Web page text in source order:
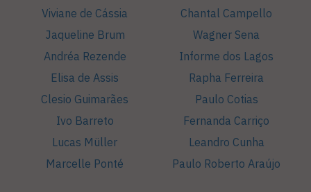
Viviane de Cássia
Jaqueline Brum
Andréa Rezende
Elisa de Assis
Clesio Guimarães
Ivo Barreto
Lucas Müller
Marcelle Ponté
Chantal Campello
Wagner Sena
Informe dos Lagos
Rapha Ferreira
Paulo Cotias
Fernanda Carriço
Leandro Cunha
Paulo Roberto Araújo